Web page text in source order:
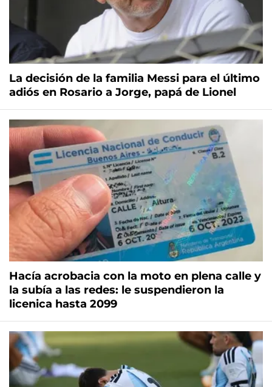
La decisión de la familia Messi para el último
adiós en Rosario a Jorge, papá de Lionel
Hacía acrobacia con la moto en plena calle y
la subía a las redes: le suspendieron la
licenica hasta 2099